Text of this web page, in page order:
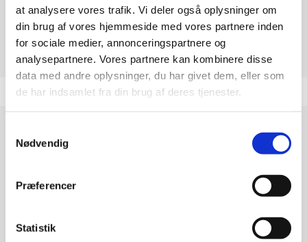
at analysere vores trafik. Vi deler også oplysninger om
din brug af vores hjemmeside med vores partnere inden
for sociale medier, annonceringspartnere og
analysepartnere. Vores partnere kan kombinere disse
data med andre oplysninger, du har givet dem, eller som
de har indsamlet fra din brug af deres tjenester.
Nødvendig
Præferencer
Statistik